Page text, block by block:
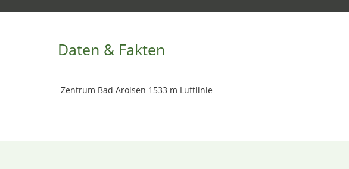
Daten & Fakten
Zentrum Bad Arolsen 1533 m Luftlinie